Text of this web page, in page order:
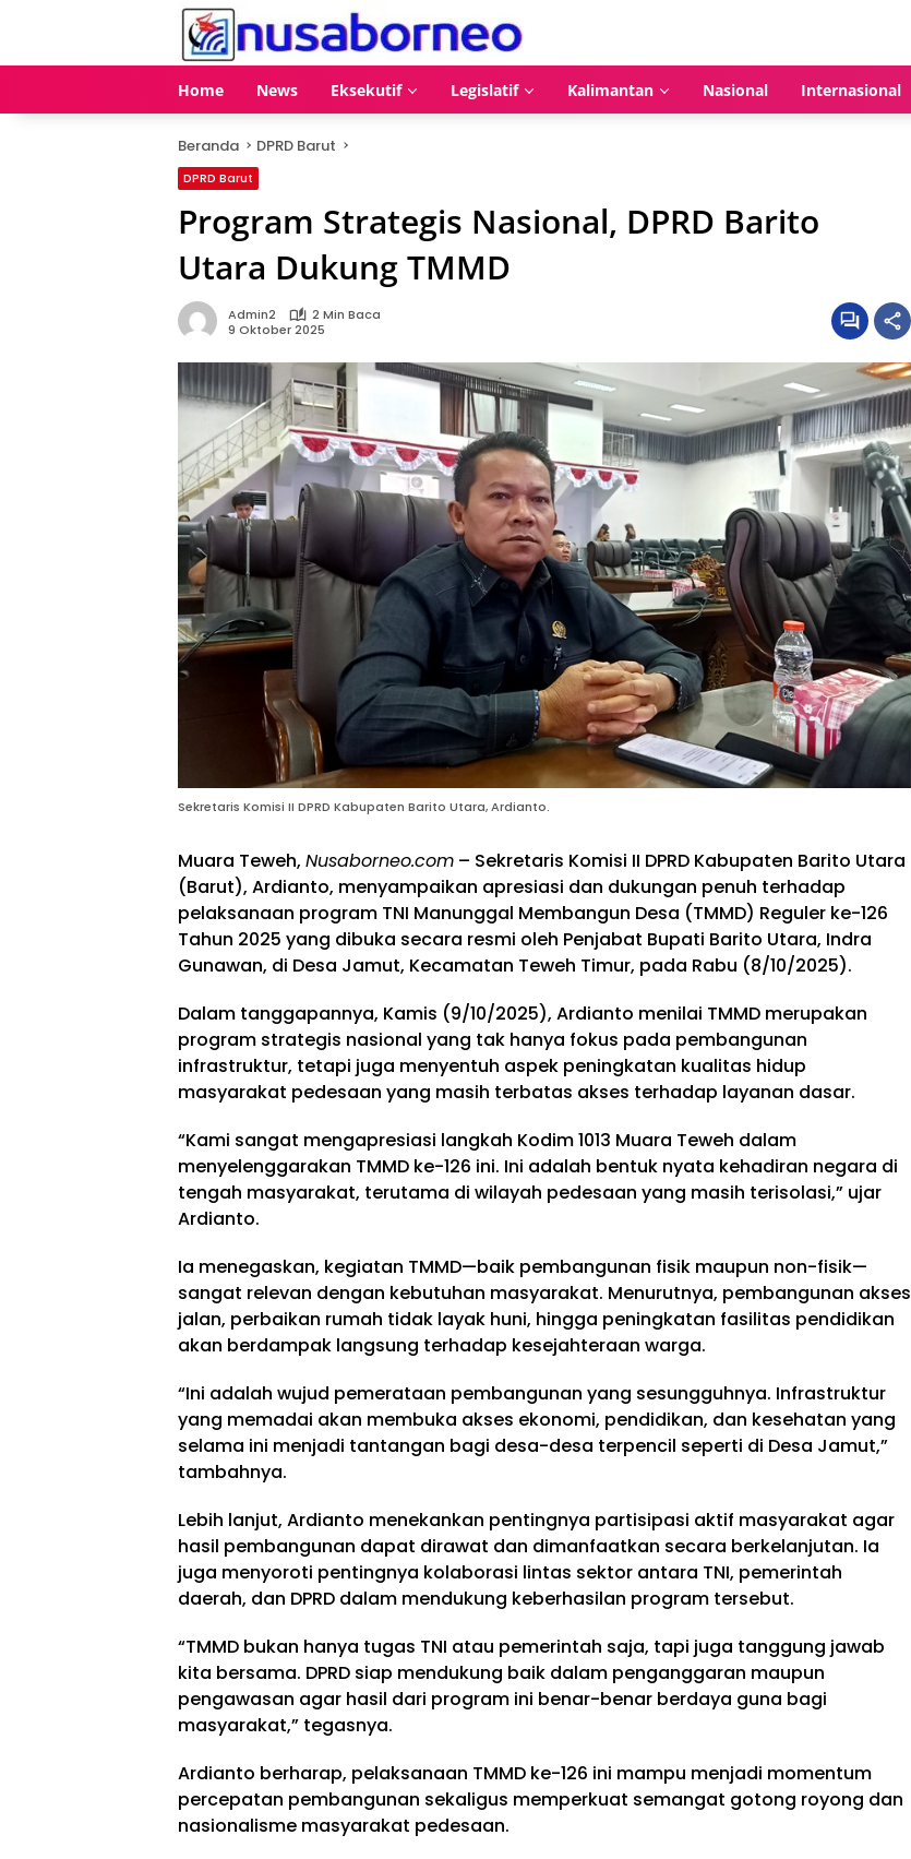
Home News Eksekutif Legislatif Kalimantan Nasional Internasional
Beranda DPRD Barut
DPRD Barut
Program Strategis Nasional, DPRD Barito
Utara Dukung TMMD
Admin2
2 Min Baca
9 Oktober 2025
Sekretaris Komisi II DPRD Kabupaten Barito Utara, Ardianto.
Muara Teweh, Nusaborneo.com – Sekretaris Komisi II DPRD Kabupaten Barito Utara
(Barut), Ardianto, menyampaikan apresiasi dan dukungan penuh terhadap
pelaksanaan program TNI Manunggal Membangun Desa (TMMD) Reguler ke-126
Tahun 2025 yang dibuka secara resmi oleh Penjabat Bupati Barito Utara, Indra
Gunawan, di Desa Jamut, Kecamatan Teweh Timur, pada Rabu (8/10/2025).
Dalam tanggapannya, Kamis (9/10/2025), Ardianto menilai TMMD merupakan
program strategis nasional yang tak hanya fokus pada pembangunan
infrastruktur, tetapi juga menyentuh aspek peningkatan kualitas hidup
masyarakat pedesaan yang masih terbatas akses terhadap layanan dasar.
“Kami sangat mengapresiasi langkah Kodim 1013 Muara Teweh dalam
menyelenggarakan TMMD ke-126 ini. Ini adalah bentuk nyata kehadiran negara di
tengah masyarakat, terutama di wilayah pedesaan yang masih terisolasi,” ujar
Ardianto.
Ia menegaskan, kegiatan TMMD—baik pembangunan fisik maupun non-fisik—
sangat relevan dengan kebutuhan masyarakat. Menurutnya, pembangunan akses
jalan, perbaikan rumah tidak layak huni, hingga peningkatan fasilitas pendidikan
akan berdampak langsung terhadap kesejahteraan warga.
“Ini adalah wujud pemerataan pembangunan yang sesungguhnya. Infrastruktur
yang memadai akan membuka akses ekonomi, pendidikan, dan kesehatan yang
selama ini menjadi tantangan bagi desa-desa terpencil seperti di Desa Jamut,”
tambahnya.
Lebih lanjut, Ardianto menekankan pentingnya partisipasi aktif masyarakat agar
hasil pembangunan dapat dirawat dan dimanfaatkan secara berkelanjutan. Ia
juga menyoroti pentingnya kolaborasi lintas sektor antara TNI, pemerintah
daerah, dan DPRD dalam mendukung keberhasilan program tersebut.
“TMMD bukan hanya tugas TNI atau pemerintah saja, tapi juga tanggung jawab
kita bersama. DPRD siap mendukung baik dalam penganggaran maupun
pengawasan agar hasil dari program ini benar-benar berdaya guna bagi
masyarakat,” tegasnya.
Ardianto berharap, pelaksanaan TMMD ke-126 ini mampu menjadi momentum
percepatan pembangunan sekaligus memperkuat semangat gotong royong dan
nasionalisme masyarakat pedesaan.